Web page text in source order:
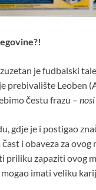
je fudbalski
prebivalište Leoben
čestu frazu –
gdje je i postigao
i obaveza za
priliku zapaziti ovog
imati veliku